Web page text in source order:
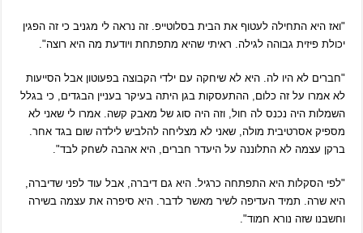
"ואז היא התחילה לעטוף את הבית בסלוטייפ. זה נראה לי מגניב כי זה הפגין
יכולת פיזית גבוהה לגילה. ראיתי שהיא מתפתחת ויודעת מה היא רוצה".
"חברים לא היו לה. היא לא שיחקה עם ילדי הקבוצה בפעוטון אבל הסייעות
לא אמרו על זה כלום, ההתעסקות בגן היתה בעיקר בעניין הבגדים, כי בגלל
השמלות היה נכנס לה חול, וזה היה סוג של מאבק קשה. אמרו לי שאני לא
מספיק אסרטיבית מולה, שאני לא מצליחה להלביש לילדה שום בגד אחר.
ברקן עצמה לא התלוננה על היעדר חברים, היא אהבה לשחק לבד".
"לפי הסקלות היא התפתחה כרגיל. היא גם דיברה, אבל עוד לפני שדיברה,
היא שרה. תמיד העדיפה לשיר מאשר לדבר. היא סיפרה את עצמה בשירה
וחשבנו שזה נורא חמוד".